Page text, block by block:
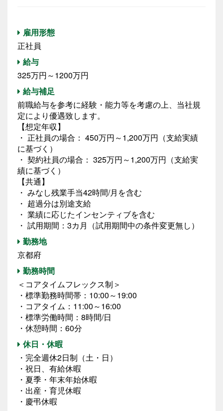
雇用形態
正社員
給与
325万円～1200万円
給与補足
前職給与を参考に経験・能力等を考慮の上、当社規
定により優遇致します。
【想定年収】
・ 正社員の場合： 450万円～1,200万円（支給実績
に基づく）
・ 契約社員の場合： 325万円～1,200万円（支給実
績に基づく）
【共通】
・ みなし残業手当42時間/月を含む
・ 超過分は別途支給
・ 業績に応じたインセンティブを含む
・ 試用期間：3カ月（試用期間中の条件変更無し）
勤務地
京都府
勤務時間
＜コアタイムフレックス制＞
・標準勤務時間帯：10:00～19:00
・コアタイム：11:00～16:00
・標準労働時間：8時間/日
・休憩時間：60分
休日・休暇
・完全週休2日制（土・日）
・祝日、有給休暇
・夏季・年末年始休暇
・出産・育児休暇
・慶弔休暇